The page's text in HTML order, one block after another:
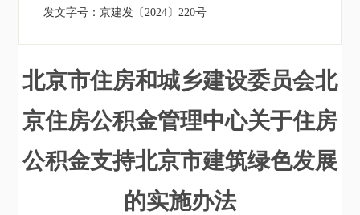
发文字号：京建发〔2024〕220号
北京市住房和城乡建设委员会北
京住房公积金管理中心关于住房
公积金支持北京市建筑绿色发展
的实施办法